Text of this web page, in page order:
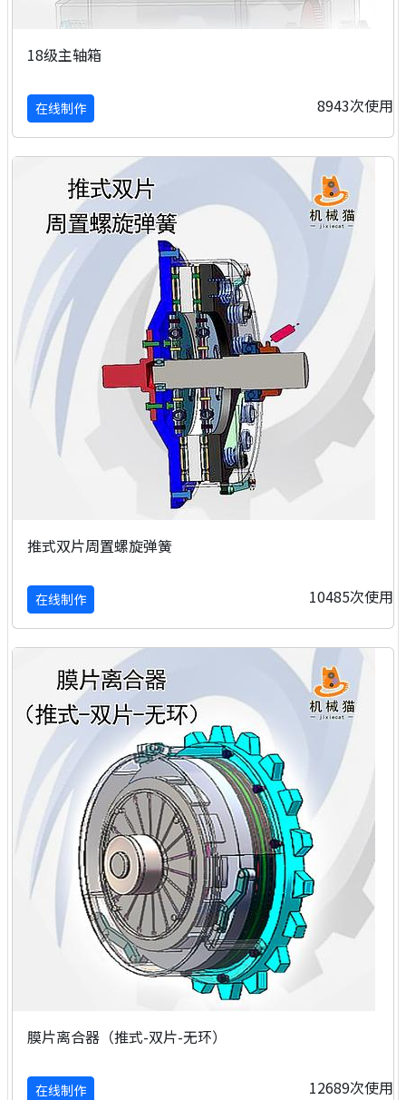
18级主轴箱
在线制作 8943次使用
推式双片周置螺旋弹簧
在线制作 10485次使用
膜片离合器（推式-双片-无环）
在线制作 12689次使用